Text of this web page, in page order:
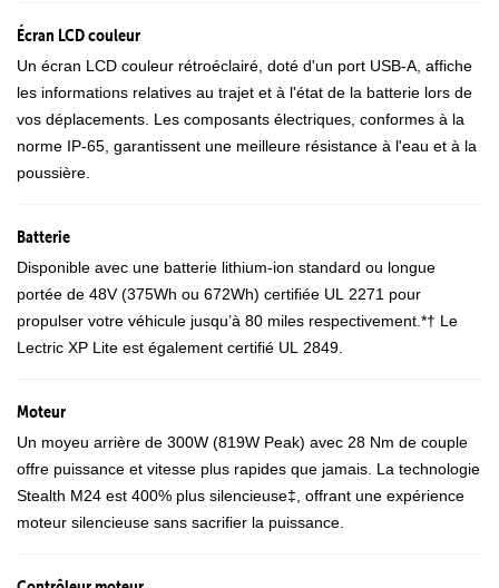
Écran LCD couleur
Un écran LCD couleur rétroéclairé, doté d'un port USB-A, affiche
les informations relatives au trajet et à l'état de la batterie lors de
vos déplacements. Les composants électriques, conformes à la
norme IP-65, garantissent une meilleure résistance à l'eau et à la
poussière.
Batterie
Disponible avec une batterie lithium-ion standard ou longue
portée de 48V (375Wh ou 672Wh) certifiée UL 2271 pour
propulser votre véhicule jusqu’à 80 miles respectivement.*† Le
Lectric XP Lite est également certifié UL 2849.
Moteur
Un moyeu arrière de 300W (819W Peak) avec 28 Nm de couple
offre puissance et vitesse plus rapides que jamais. La technologie
Stealth M24 est 400% plus silencieuse‡, offrant une expérience
moteur silencieuse sans sacrifier la puissance.